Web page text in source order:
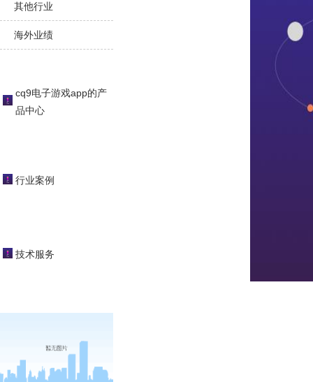
其他行业
海外业绩
cq9电子游戏app的产
品中心
行业案例
技术服务